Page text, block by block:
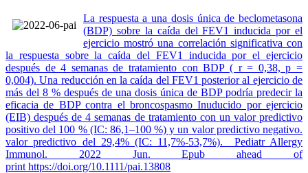
La respuesta a una dosis única de beclometasona
(BDP) sobre la caída del FEV1 inducida por el
ejercicio mostró una correlación significativa con
la respuesta sobre la caída del FEV1 inducida por el ejercicio
después de 4 semanas de tratamiento con BDP ( r = 0,38, p =
0,004). Una reducción en la caída del FEV1 posterior al ejercicio de
más del 8 % después de una dosis única de BDP podría predecir la
eficacia de BDP contra el broncospasmo Inuducido por ejercicio
(EIB) después de 4 semanas de tratamiento con un valor predictivo
positivo del 100 % (IC: 86,1–100 %) y un valor predictivo negativo.
valor predictivo del 29,4% (IC: 11,7%-53,7%). Pediatr Allergy
Immunol. 2022 Jun. Epub ahead of
print https://doi.org/10.1111/pai.13808